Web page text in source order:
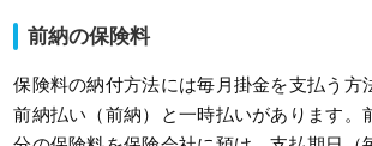
前納の保険料
保険料の納付方法には毎月掛金を支払う方
前納払い（前納）と一時払いがあります。